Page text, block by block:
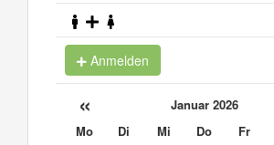
Anmelden
« Januar 2026
Mo Di Mi Do Fr